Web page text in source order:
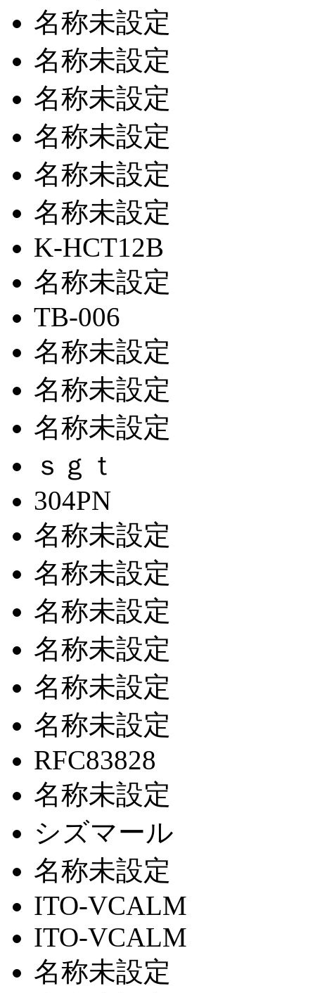
名称未設定
名称未設定
名称未設定
名称未設定
名称未設定
名称未設定
K-HCT12B
名称未設定
TB-006
名称未設定
名称未設定
名称未設定
ｓｇｔ
304PN
名称未設定
名称未設定
名称未設定
名称未設定
名称未設定
名称未設定
RFC83828
名称未設定
シズマール
名称未設定
ITO-VCALM
ITO-VCALM
名称未設定